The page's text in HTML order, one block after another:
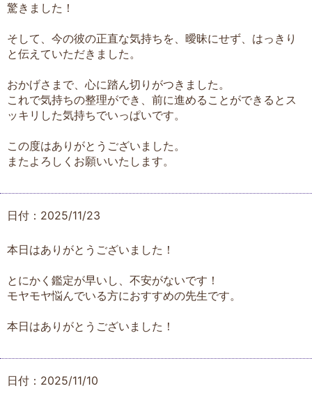
驚きました！
そして、今の彼の正直な気持ちを、曖昧にせず、はっきり
と伝えていただきました。
おかげさまで、心に踏ん切りがつきました。
これで気持ちの整理ができ、前に進めることができるとス
ッキリした気持ちでいっぱいです。
この度はありがとうございました。
またよろしくお願いいたします。
日付：2025/11/23
本日はありがとうございました！
とにかく鑑定が早いし、不安がないです！
モヤモヤ悩んでいる方におすすめの先生です。
本日はありがとうございました！
日付：2025/11/10